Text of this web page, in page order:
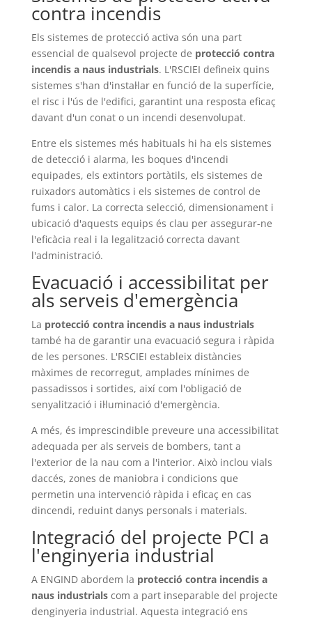
contra incendis
Els sistemes de protecció activa són una part
essencial de qualsevol projecte de protecció contra
incendis a naus industrials. L'RSCIEI defineix quins
sistemes s'han d'instal·lar en funció de la superfície,
el risc i l'ús de l'edifici, garantint una resposta eficaç
davant d'un conat o un incendi desenvolupat.
Entre els sistemes més habituals hi ha els sistemes
de detecció i alarma, les boques d'incendi
equipades, els extintors portàtils, els sistemes de
ruixadors automàtics i els sistemes de control de
fums i calor. La correcta selecció, dimensionament i
ubicació d'aquests equips és clau per assegurar-ne
l'eficàcia real i la legalització correcta davant
l'administració.
Evacuació i accessibilitat per
als serveis d'emergència
La protecció contra incendis a naus industrials
també ha de garantir una evacuació segura i ràpida
de les persones. L'RSCIEI estableix distàncies
màximes de recorregut, amplades mínimes de
passadissos i sortides, així com l'obligació de
senyalització i il·luminació d'emergència.
A més, és imprescindible preveure una accessibilitat
adequada per als serveis de bombers, tant a
l'exterior de la nau com a l'interior. Això inclou vials
daccés, zones de maniobra i condicions que
permetin una intervenció ràpida i eficaç en cas
dincendi, reduint danys personals i materials.
Integració del projecte PCI a
l'enginyeria industrial
A ENGIND abordem la protecció contra incendis a
naus industrialscom a part inseparable del projecte
denginyeria industrial. Aquesta integració ens